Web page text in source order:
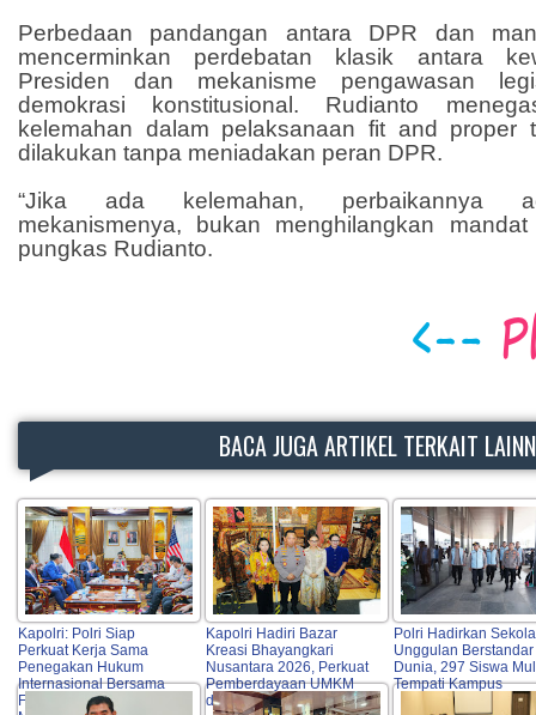
Perbedaan pandangan antara DPR dan
mencerminkan perdebatan klasik antara
Presiden dan mekanisme pengawasan
demokrasi konstitusional. Rudianto
kelemahan dalam pelaksanaan fit and proper
dilakukan tanpa meniadakan peran DPR.
“Jika ada kelemahan, perbaikannya
mekanismenya, bukan menghilangkan mandat
pungkas Rudianto.
BACA JUGA ARTIKEL TERKAIT
Kapolri: Polri Siap
Perkuat Kerja Sama
Penegakan Hukum
Internasional Bersama
FBI Hadapi Kejahatan
Kapolri Hadiri Bazar
Kreasi Bhayangkari
Nusantara 2026, Perkuat
Pemberdayaan UMKM
dan Budaya Lokal
Polri Hadirkan
Unggulan Berstandar
Dunia, 297 Siswa
Tempati Kampus